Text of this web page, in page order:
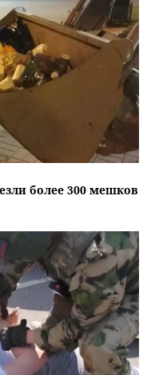
более 300 мешков